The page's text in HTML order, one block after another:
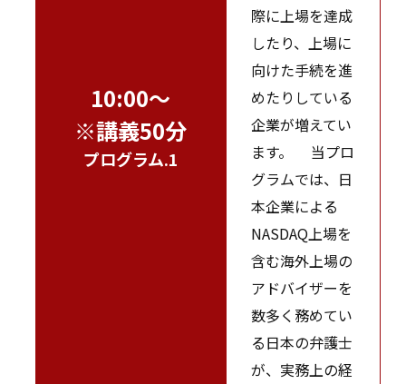
10:00～
※講義50分
プログラム.1
際に上場を達成
したり、上場に
向けた手続を進
めたりしている
企業が増えてい
ます。 当プロ
グラムでは、日
本企業による
NASDAQ上場を
含む海外上場の
アドバイザーを
数多く務めてい
る日本の弁護士
が、実務上の経